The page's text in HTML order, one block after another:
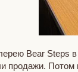
Bear Steps
продажи. Потом